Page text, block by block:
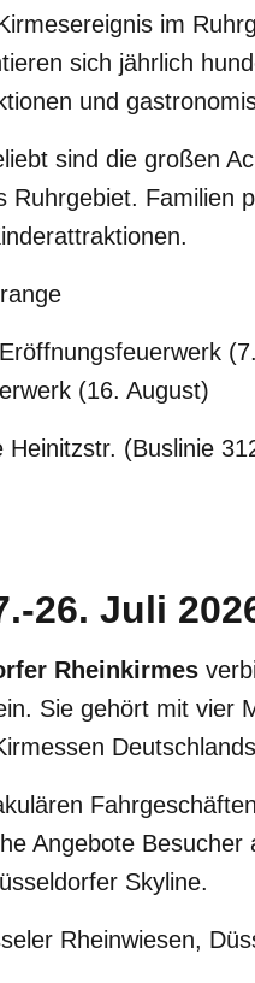
im
sich jährlich
und
sind die großen
Ruhrgebiet. Familien
Eröffnungsfeuerwerk
(16. August)
Heinitzstr. (Buslinie
26. Juli
Rheinkirmes
Sie gehört mit vier
Angebote
Skyline.
Rheinwiesen,